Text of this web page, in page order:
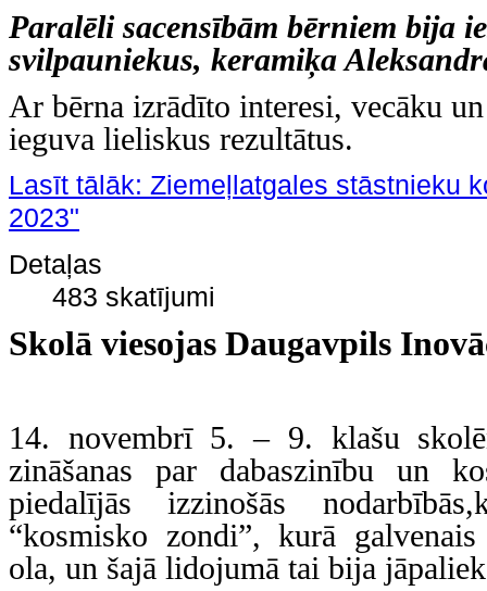
Paralēli sacensībām bērniem bija
svilpauniekus, keramiķa
Ar bērna izrādīto interesi, vecāku
ieguva lieliskus rezultātus.
Lasīt tālāk: Ziemeļlatgales stāstnieku
2023"
Detaļas
483 skatījumi
Skolā viesojas Daugavpils
14. novembrī 5. – 9. klašu
zināšanas par dabaszinību un
piedalījās izzinošās
“kosmisko zondi”, kurā
ola, un šajā lidojumā tai bija